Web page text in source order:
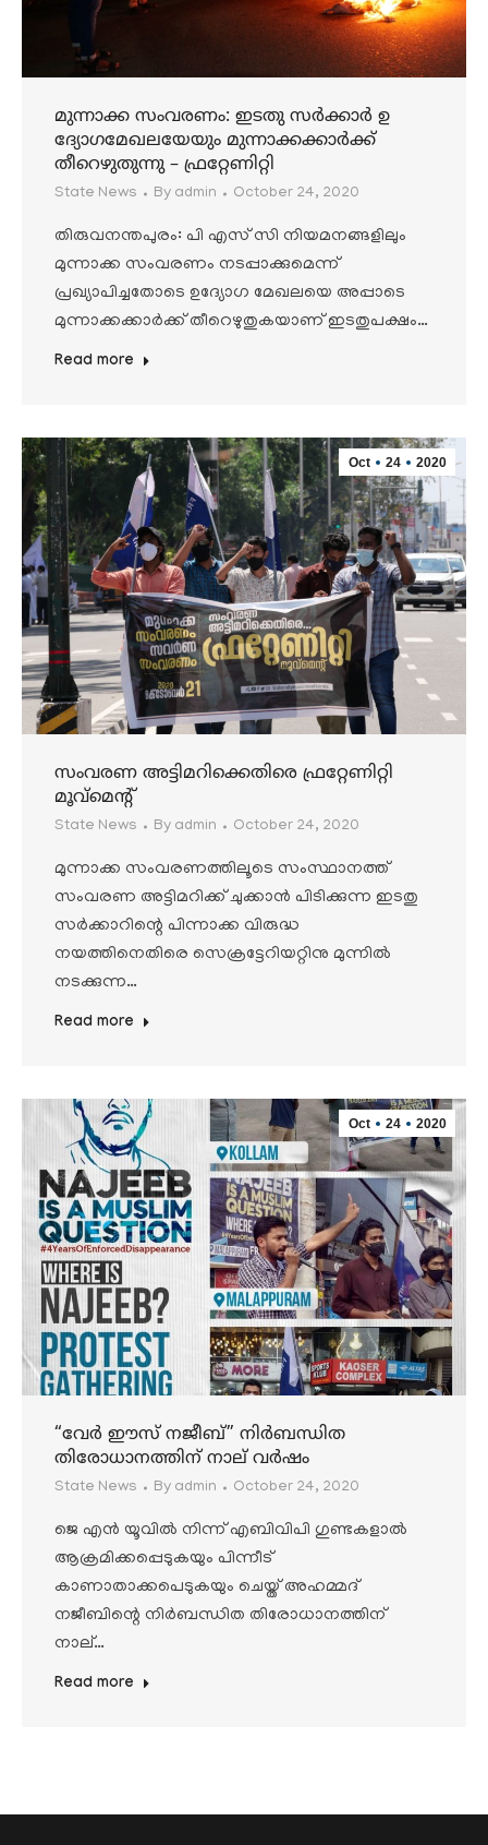
മുന്നാക്ക സംവരണം: ഇടതു സര്‍ക്കാര്‍ ഉ
ദ്യോഗമേഖലയേയും മുന്നാക്കക്കാര്‍ക്ക്
തീറെഴുതുന്നു – ഫ്രറ്റേണിറ്റി
State News By admin October 24, 2020
തിരുവനന്തപുരം: പി എസ് സി നിയമനങ്ങളിലും
മുന്നാക്ക സംവരണം നടപ്പാക്കുമെന്ന്
പ്രഖ്യാപിച്ചതോടെ ഉദ്യോഗ മേഖലയെ അപ്പാടെ
മുന്നാക്കക്കാര്‍ക്ക് തീറെഴുതുകയാണ് ഇടതുപക്ഷം…
Read more
Oct 24 2020
സംവരണ അട്ടിമറിക്കെതിരെ ഫ്രറ്റേണിറ്റി
മൂവ്‌മെന്റ്
State News By admin October 24, 2020
മുന്നാക്ക സംവരണത്തിലൂടെ സംസ്ഥാനത്ത്
സംവരണ അട്ടിമറിക്ക് ചുക്കാന്‍ പിടിക്കുന്ന ഇടതു
സര്‍ക്കാറിന്റെ പിന്നാക്ക വിരുദ്ധ
നയത്തിനെതിരെ സെക്രട്ടേറിയറ്റിനു മുന്നില്‍
നടക്കുന്ന…
Read more
Oct 24 2020
“വേര്‍ ഈസ് നജീബ്” നിര്‍ബന്ധിത
തിരോധാനത്തിന് നാല് വര്‍ഷം
State News By admin October 24, 2020
ജെ എന്‍ യൂവില്‍ നിന്ന് എബിവിപി ഗുണ്ടകളാല്‍
ആക്രമിക്കപ്പെടുകയും പിന്നീട്
കാണാതാക്കപെടുകയും ചെയ്ത് അഹമ്മദ്
നജീബിന്റെ നിര്‍ബന്ധിത തിരോധാനത്തിന്
നാല്…
Read more